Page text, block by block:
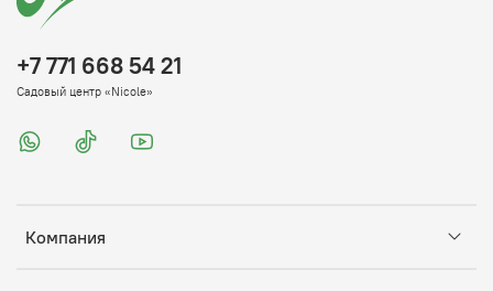
Компания
+7 771 668 54 21
Садовый центр «Nicole»